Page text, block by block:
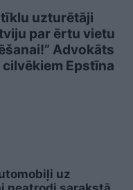
tīklu uzturētāji
par ērtu vietu
Advokāts
Epstīna
uz